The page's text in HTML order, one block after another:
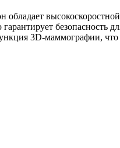
высокоскоростной
безопасность
3D-маммографии,